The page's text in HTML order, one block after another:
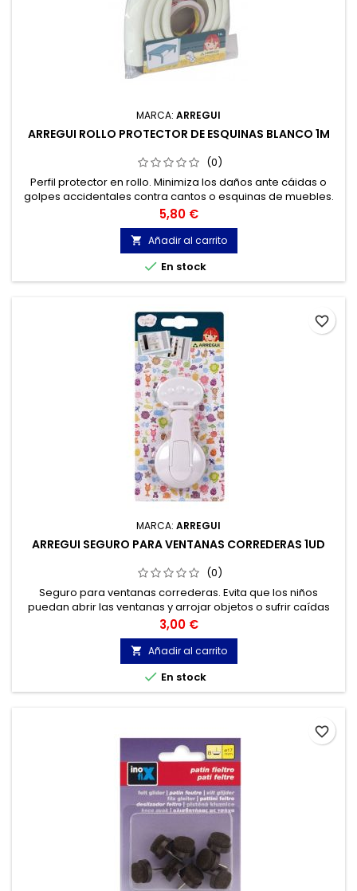
MARCA: ARREGUI
ARREGUI ROLLO PROTECTOR DE ESQUINAS BLANCO 1M
(0)
Perfil protector en rollo. Minimiza los daños ante cáidas o
golpes accidentales contra cantos o esquinas de muebles.
Precio
5,80 €
 Añadir al carrito
 En stock
MARCA: ARREGUI
ARREGUI SEGURO PARA VENTANAS CORREDERAS 1UD
(0)
Seguro para ventanas correderas. Evita que los niños
puedan abrir las ventanas y arrojar objetos o sufrir caídas
accidentales.
Precio
3,00 €
 Añadir al carrito
 En stock
favorite_border
favorite_border